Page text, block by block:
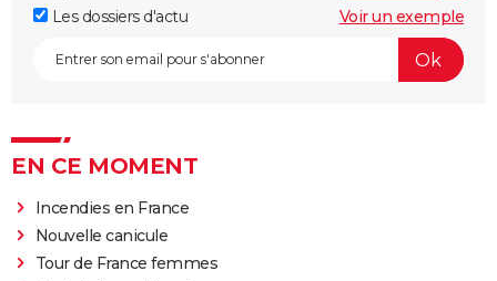
Les dossiers d'actu
Voir un exemple
EN CE MOMENT
Incendies en France
Nouvelle canicule
Tour de France femmes